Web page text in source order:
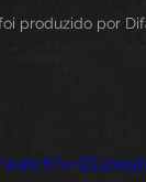
produzido por